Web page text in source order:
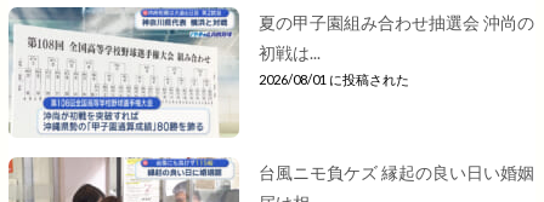
夏の甲子園組み合わせ抽選会 沖尚の
初戦は...
2026/08/01 に投稿された
台風ニモ負ケズ 縁起の良い日い婚姻